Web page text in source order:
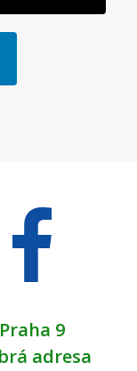
Praha 9
adresa